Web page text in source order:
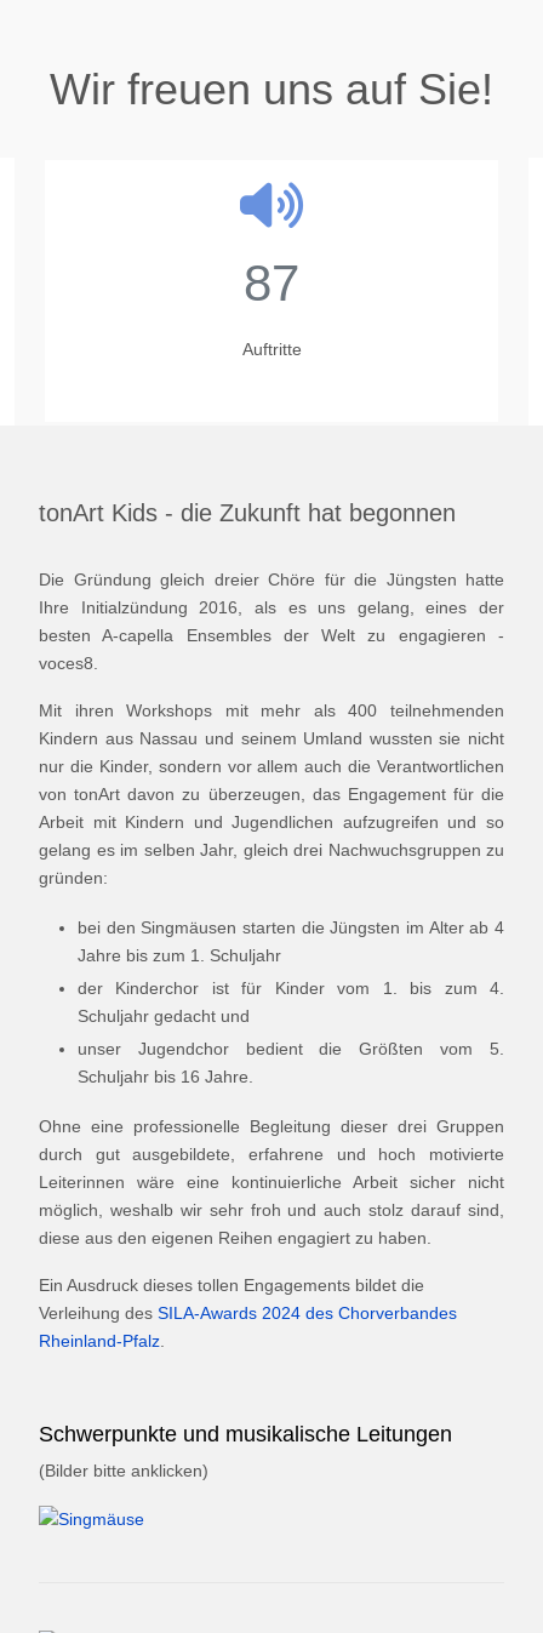
Wir freuen uns auf Sie!
87
Auftritte
tonArt Kids - die Zukunft hat begonnen
Die Gründung gleich dreier Chöre für die Jüngsten hatte
Ihre Initialzündung 2016, als es uns gelang, eines der
besten A-capella Ensembles der Welt zu engagieren -
voces8.
Mit ihren Workshops mit mehr als 400 teilnehmenden
Kindern aus Nassau und seinem Umland wussten sie nicht
nur die Kinder, sondern vor allem auch die Verantwortlichen
von tonArt davon zu überzeugen, das Engagement für die
Arbeit mit Kindern und Jugendlichen aufzugreifen und so
gelang es im selben Jahr, gleich drei Nachwuchsgruppen zu
gründen:
bei den Singmäusen starten die Jüngsten im Alter ab 4
Jahre bis zum 1. Schuljahr
der Kinderchor ist für Kinder vom 1. bis zum 4.
Schuljahr gedacht und
unser Jugendchor bedient die Größten vom 5.
Schuljahr bis 16 Jahre.
Ohne eine professionelle Begleitung dieser drei Gruppen
durch gut ausgebildete, erfahrene und hoch motivierte
Leiterinnen wäre eine kontinuierliche Arbeit sicher nicht
möglich, weshalb wir sehr froh und auch stolz darauf sind,
diese aus den eigenen Reihen engagiert zu haben.
Ein Ausdruck dieses tollen Engagements bildet die
Verleihung des SILA-Awards 2024 des Chorverbandes
Rheinland-Pfalz
Schwerpunkte und musikalische Leitungen
(Bilder bitte anklicken)